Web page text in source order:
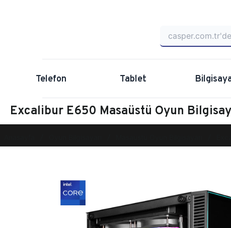
Telefon Tablet
Excalibur E650 Masaüstü Oyun